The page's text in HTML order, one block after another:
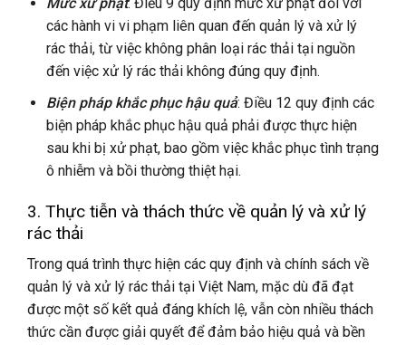
các hành vi vi phạm liên quan đến quản lý và xử lý
rác thải, từ việc không phân loại rác thải tại nguồn
đến việc xử lý rác thải không đúng quy định.
Biện pháp khắc phục hậu quả: Điều 12 quy định các
biện pháp khắc phục hậu quả phải được thực hiện
sau khi bị xử phạt, bao gồm việc khắc phục tình trạng
ô nhiễm và bồi thường thiệt hại.
3. Thực tiễn và thách thức về quản lý và xử lý
rác thải
Trong quá trình thực hiện các quy định và chính sách về
quản lý và xử lý rác thải tại Việt Nam, mặc dù đã đạt
được một số kết quả đáng khích lệ, vẫn còn nhiều thách
thức cần được giải quyết để đảm bảo hiệu quả và bền